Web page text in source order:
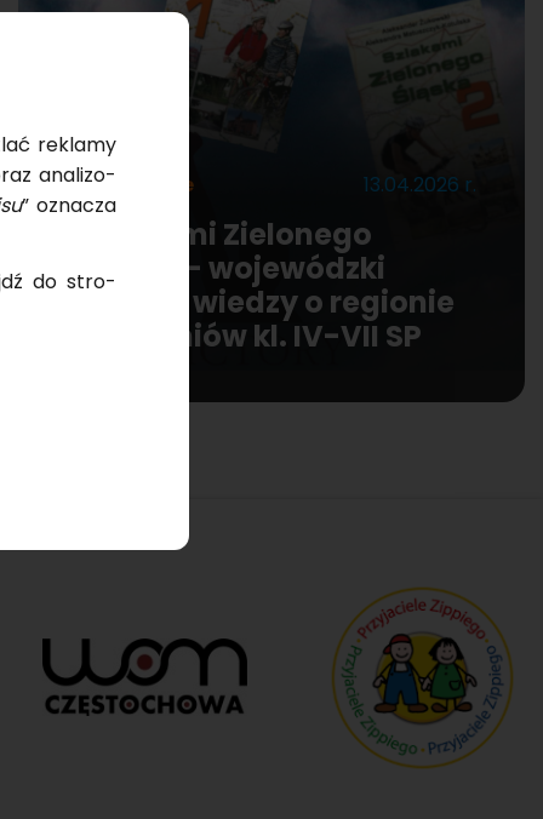
Zakończone 13.04.2026 r.
"Szlakami Zielonego
Śląska" - wojewódzki
konkurs wiedzy o regionie
dla uczniów kl. IV-VII SP
re­kla­my
ana­li­zo­
” ozna­cza
do stro­